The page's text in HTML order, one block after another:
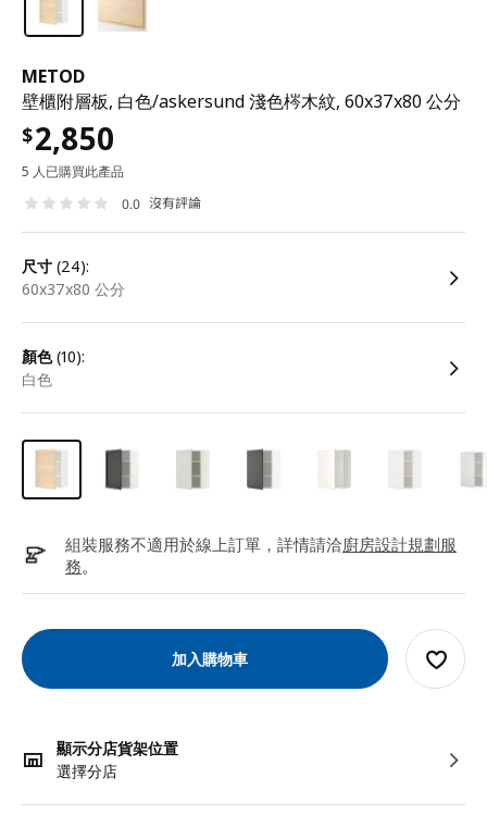
METOD
壁櫃附層板, 白色/askersund 淺色梣木紋, 60x37x80 公分
$2,850
5 人已購買此產品
0.0 沒有評論
尺寸 (24):
60x37x80 公分
顏色(10):
白色
組裝服務不適用於線上訂單，詳情請洽廚房設計規劃服
務。
加入購物車
顯示分店貨架位置
選擇分店